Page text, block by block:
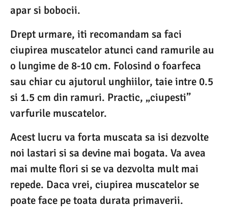
apar si bobocii.
Drept urmare, iti recomandam sa faci
ciupirea muscatelor atunci cand ramurile au
o lungime de 8-10 cm. Folosind o foarfeca
sau chiar cu ajutorul unghiilor, taie intre 0.5
si 1.5 cm din ramuri. Practic, „ciupesti”
varfurile muscatelor.
Acest lucru va forta muscata sa isi dezvolte
noi lastari si sa devine mai bogata. Va avea
mai multe flori si se va dezvolta mult mai
repede. Daca vrei, ciupirea muscatelor se
poate face pe toata durata primaverii.